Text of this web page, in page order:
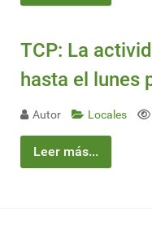
TCP: La
hasta el lunes
Autor Locales
Leer más...